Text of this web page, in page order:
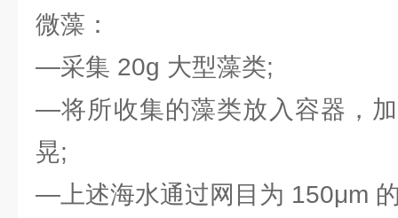
微藻：
—采集 20g 大型藻类;
—将所收集的藻类放入容器，
晃;
—上述海水通过网目为 150μm